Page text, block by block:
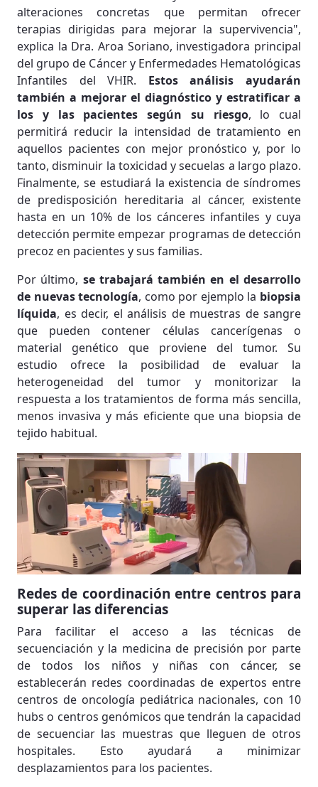
alteraciones concretas que permitan ofrecer
terapias dirigidas para mejorar la supervivencia",
explica la Dra. Aroa Soriano, investigadora principal
del grupo de Cáncer y Enfermedades Hematológicas
Infantiles del VHIR. Estos análisis ayudarán
también a mejorar el diagnóstico y estratificar a
los y las pacientes según su riesgo, lo cual
permitirá reducir la intensidad de tratamiento en
aquellos pacientes con mejor pronóstico y, por lo
tanto, disminuir la toxicidad y secuelas a largo plazo.
Finalmente, se estudiará la existencia de síndromes
de predisposición hereditaria al cáncer, existente
hasta en un 10% de los cánceres infantiles y cuya
detección permite empezar programas de detección
precoz en pacientes y sus familias.
Por último, se trabajará también en el desarrollo
de nuevas tecnología, como por ejemplo la biopsia
líquida, es decir, el análisis de muestras de sangre
que pueden contener células cancerígenas o
material genético que proviene del tumor. Su
estudio ofrece la posibilidad de evaluar la
heterogeneidad del tumor y monitorizar la
respuesta a los tratamientos de forma más sencilla,
menos invasiva y más eficiente que una biopsia de
tejido habitual.
Redes de coordinación entre centros para
superar las diferencias
Para facilitar el acceso a las técnicas de
secuenciación y la medicina de precisión por parte
de todos los niños y niñas con cáncer, se
establecerán redes coordinadas de expertos entre
centros de oncología pediátrica nacionales, con 10
hubs o centros genómicos que tendrán la capacidad
de secuenciar las muestras que lleguen de otros
hospitales. Esto ayudará a minimizar
desplazamientos para los pacientes.